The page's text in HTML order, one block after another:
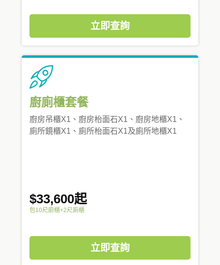
立即查詢
廚廁櫃套餐
廚房吊櫃X1、廚房枱面石X1、廚房地櫃X1、
廁所鏡櫃X1、廁所枱面石X1及廁所地櫃X1
$33,600起
包10尺廚櫃+2尺廁櫃
立即查詢